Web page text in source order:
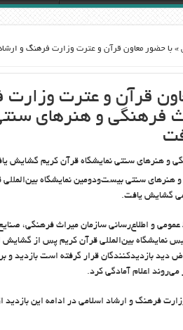
» با حضور معاون قرآن و عترت وزارت فرهنگ و
قرآن و عترت وزارت
فرهنگی و هنرهای
سنتی بیست‌ودومین نمایشگاه بین‌المللی
گشایش یافت.
عمومی و اطلاع‌رسانی سازمان میراث فرهنگی،
نمایشگاه بین‌المللی قرآن کریم پس از
دید بازدیدکنندگان قرار گرفته است بازدید و
اعلام آمادگی کرد.
فرهنگ و ارشاد اسلامی در ادامه این بازدید